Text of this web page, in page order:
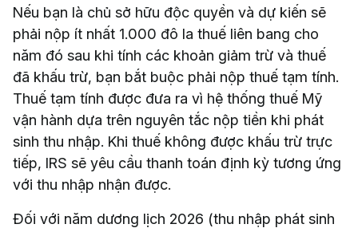
Nếu bạn là chủ sở hữu độc quyền và dự kiến sẽ
phải nộp ít nhất 1.000 đô la thuế liên bang cho
năm đó sau khi tính các khoản giảm trừ và thuế
đã khấu trừ, bạn bắt buộc phải nộp thuế tạm tính.
Thuế tạm tính được đưa ra vì hệ thống thuế Mỹ
vận hành dựa trên nguyên tắc nộp tiền khi phát
sinh thu nhập. Khi thuế không được khấu trừ trực
tiếp, IRS sẽ yêu cầu thanh toán định kỳ tương ứng
với thu nhập nhận được.
Đối với năm dương lịch 2026 (thu nhập phát sinh